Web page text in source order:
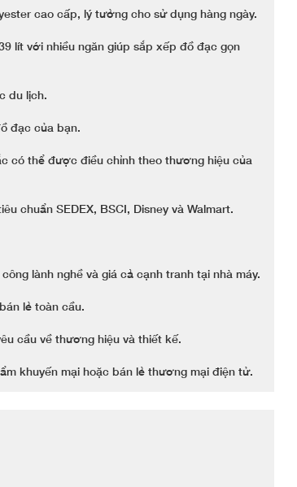
cao cấp, lý tưởng cho sử dụng hàng ngày.
lít với nhiều ngăn giúp sắp xếp đồ đạc gọn
du lịch.
đạc của bạn.
có thể được điều chỉnh theo thương hiệu của
chuẩn SEDEX, BSCI, Disney và Walmart.
lành nghề và giá cả cạnh tranh tại nhà máy.
lẻ toàn cầu.
cầu về thương hiệu và thiết kế.
khuyến mại hoặc bán lẻ thương mại điện tử.